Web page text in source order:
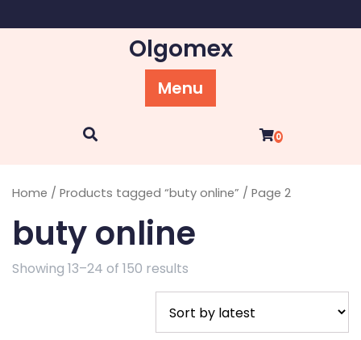
to
Olgomex
Menu
0
Home / Products tagged “buty online” / Page 2
buty online
Showing 13–24 of 150 results